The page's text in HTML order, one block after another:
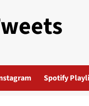
Spotify